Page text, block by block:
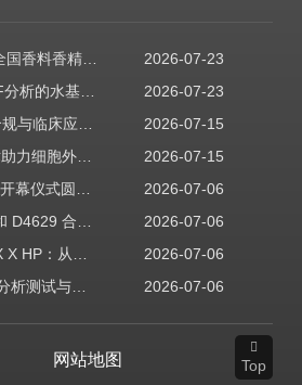
邀请函 | 2026（第十二届）全国香料香精技术交流年会
2026-07-23
网络研讨会 | 基于EOF和AOF分析的水基质中PFAS筛查
2026-07-23
2026-07-15
网络研讨会 | 新一代NTA技术助力细胞外囊泡质量评估与工艺开发
2026-07-15
2026-07-06
2026-07-06
2026-07-06
邀请函 | 2026 石油化工行业分析测试与仪器技术交流会（辽宁站）
2026-07-06
网站地图 Top